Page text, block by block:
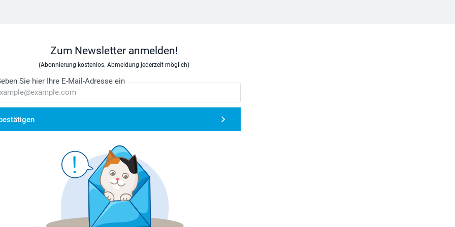
Zum Newsletter anmelden!
(Abonnierung kostenlos. Abmeldung jederzeit möglich)
Sie hier Ihre E-Mail-Adresse ein